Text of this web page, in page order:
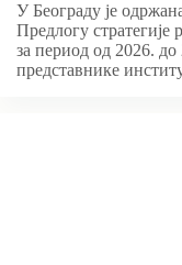
У Београду је
Предлогу стратегије
за период од 2026.
представнике